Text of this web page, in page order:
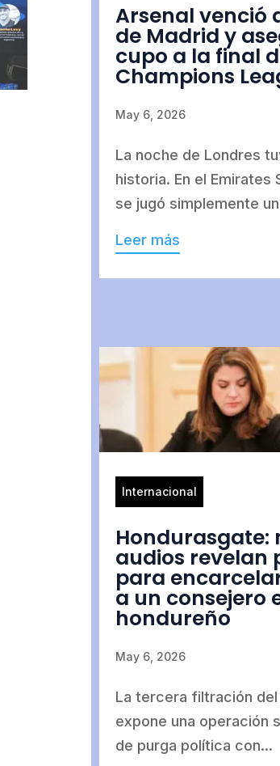
Arsenal venció
de Madrid y
cupo a la final
Champions
May 6, 2026
La noche de Londres
historia. En el Emirates
se jugó simplemente
Leer más
Internacional
Hondurasgate:
audios revelan
para
a un consejero
hondureño
May 6, 2026
La tercera filtración
expone una operación
de purga política con...